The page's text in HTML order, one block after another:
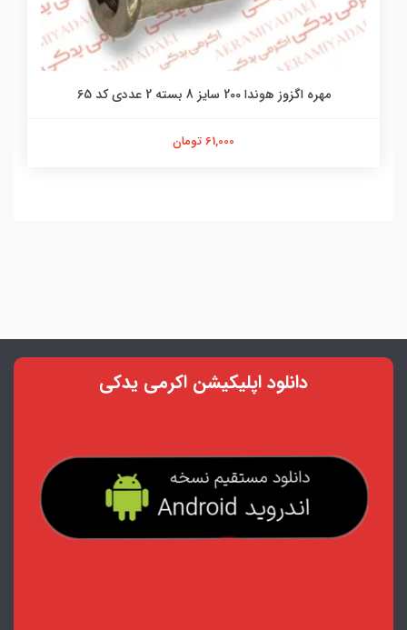
مهره اگزوز هوندا 200 سایز 8 بسته 2 عددی کد 65
61,000 تومان
دانلود اپلیکیشن اکرمی یدکی